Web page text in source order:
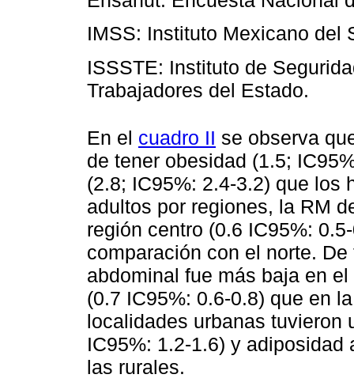
IMSS: Instituto Mexicano del
ISSSTE: Instituto de
Trabajadores del Estado.
En el cuadro II se observa
de tener obesidad (1.5;
(2.8; IC95%: 2.4-3.2) que los
adultos por regiones, la RM
región centro (0.6 IC95%:
comparación con el norte.
abdominal fue más baja en
(0.7 IC95%: 0.6-0.8) que en
localidades urbanas tuvieron
IC95%: 1.2-1.6) y
las rurales.